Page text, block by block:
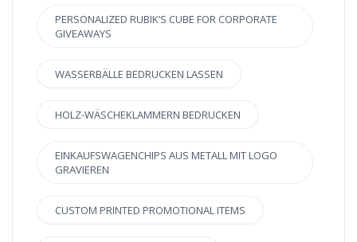
PERSONALIZED RUBIK’S CUBE FOR CORPORATE
GIVEAWAYS
WASSERBÄLLE BEDRUCKEN LASSEN
HOLZ-WÄSCHEKLAMMERN BEDRUCKEN
EINKAUFSWAGENCHIPS AUS METALL MIT LOGO
GRAVIEREN
CUSTOM PRINTED PROMOTIONAL ITEMS